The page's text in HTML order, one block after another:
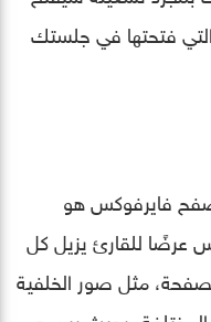
فتحتها في جلستك
فايرفوكس هو
عرضًا للقارئ يزيل كل
مثل صور الخلفية